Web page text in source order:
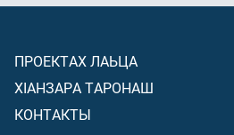
ПРОЕКТАХ ЛАЬЦА
ХIАНЗАРА ТАРОНАШ
КОНТАКТЫ